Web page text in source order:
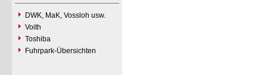
DWK, MaK, Vossloh usw.
Voith
Toshiba
Fuhrpark-Übersichten